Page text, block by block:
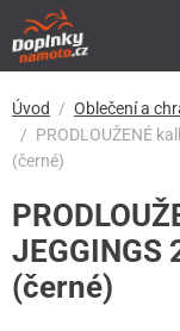
Úvod Oblečení a
PRODLOUŽENÉ
(černé)
JEGGINGS
(černé)